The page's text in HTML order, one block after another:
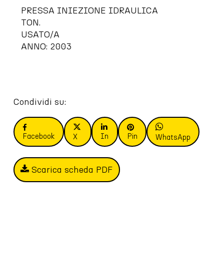
PRESSA INIEZIONE IDRAULICA
TON.
USATO/A
ANNO: 2003
Condividi su:
Facebook X In Pin WhatsApp
Scarica scheda PDF